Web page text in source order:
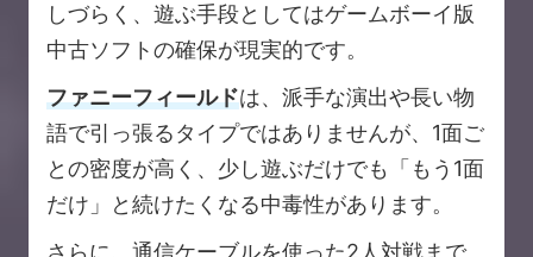
しづらく、遊ぶ手段としてはゲームボーイ版
中古ソフトの確保が現実的です。
ファニーフィールドは、派手な演出や長い物
語で引っ張るタイプではありませんが、1面ご
との密度が高く、少し遊ぶだけでも「もう1面
だけ」と続けたくなる中毒性があります。
さらに、通信ケーブルを使った2人対戦まで